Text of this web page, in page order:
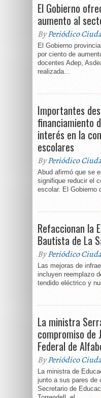
El Gobierno
aumento al
ByPeriódico
El Gobierno
por ciento de
docentes Adep,
realizada...
Importantes
financiamiento
interés en la
escolares
ByPeriódico
Abud afirmó que se
signifique reducir el
escolar. El Gobierno
Refaccionan la
Bautista de La
ByPeriódico
Las mejoras de
incluyen reemplazo
tendido eléctrico y
La ministra
compromiso de
Federal de
ByPeriódico
La ministra de
junto a sus pares de
Secretario de